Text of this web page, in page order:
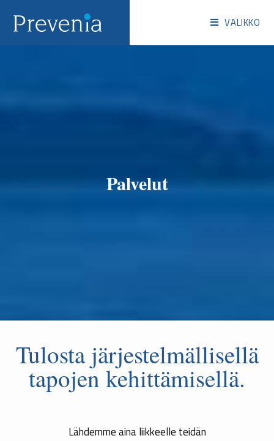
VALIKKO
Palvelut
Tulosta järjestelmällisellä
tapojen kehittämisellä.
Lähdemme aina liikkeelle teidän